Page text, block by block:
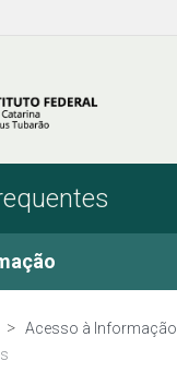
Acesso à Informação